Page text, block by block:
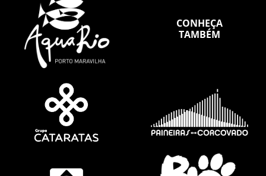
CONHEÇA
TAMBÉM